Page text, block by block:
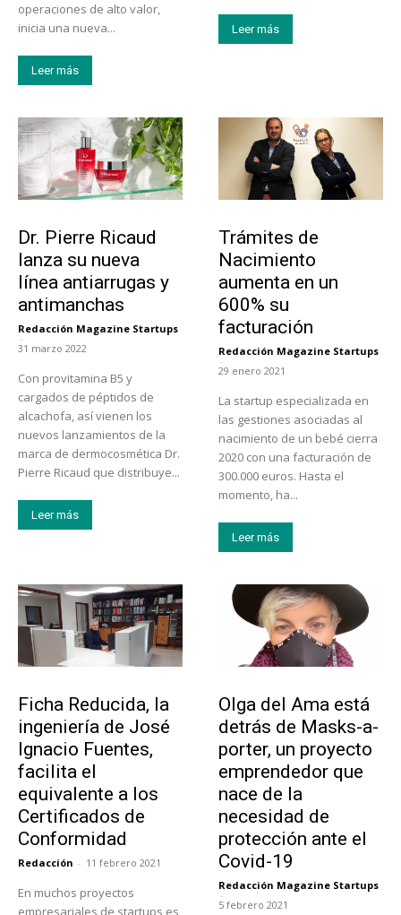
operaciones de alto valor,
inicia una nueva...
Leer más
Leer más
Dr. Pierre Ricaud
lanza su nueva
línea antiarrugas y
antimanchas
Redacción Magazine Startups
-
31 marzo 2022
Con provitamina B5 y
cargados de péptidos de
alcachofa, así vienen los
nuevos lanzamientos de la
marca de dermocosmética Dr.
Pierre Ricaud que distribuye...
Leer más
Trámites de
Nacimiento
aumenta en un
600% su
facturación
Redacción Magazine Startups
-
29 enero 2021
La startup especializada en
las gestiones asociadas al
nacimiento de un bebé cierra
2020 con una facturación de
300.000 euros. Hasta el
momento, ha...
Leer más
Ficha Reducida, la
ingeniería de José
Ignacio Fuentes,
facilita el
equivalente a los
Certificados de
Conformidad
Redacción - 11 febrero 2021
En muchos proyectos
empresariales de startups es
Olga del Ama está
detrás de Masks-a-
porter, un proyecto
emprendedor que
nace de la
necesidad de
protección ante el
Covid-19
Redacción Magazine Startups
-
5 febrero 2021